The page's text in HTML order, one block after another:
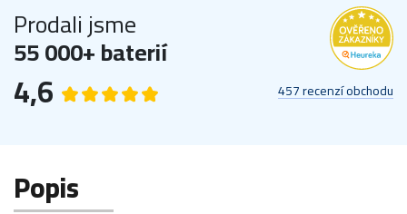
Prodali jsme
55 000+ baterií
4,6 457 recenzí obchodu
Popis